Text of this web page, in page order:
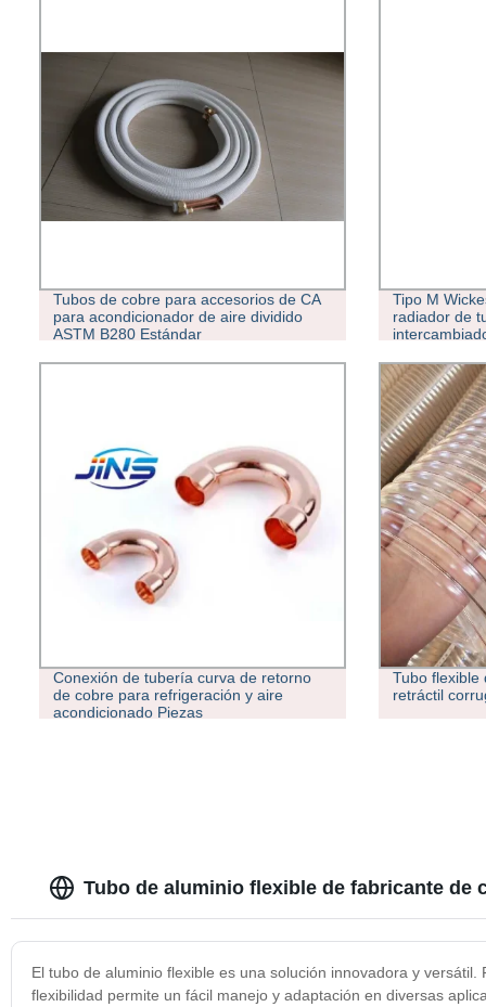
Tubos de cobre para accesorios de CA
para acondicionador de aire dividido
ASTM B280 Estándar
Tipo M
radiador de
Conexión de tubería curva de retorno
de cobre para refrigeración y aire
acondicionado Piezas
Tubo flexible
retráctil
Tubo de aluminio flexible de fabricante de
El tubo de aluminio flexible es una solución innovadora y
flexibilidad permite un fácil manejo y adaptación en diversas